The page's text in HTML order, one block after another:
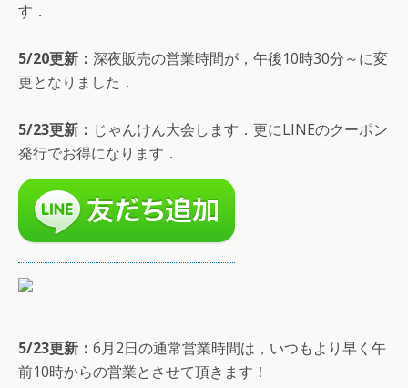
す．
5/20更新： 深夜販売の営業時間が，午後10時30分～に変
更となりました．
5/23更新： じゃんけん大会します．更にLINEのクーポン
発行でお得になります．
5/23更新： 6月2日の通常営業時間は，いつもより早く午
前10時からの営業とさせて頂きます！